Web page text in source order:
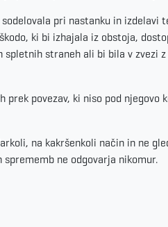
pri nastanku in izdelavi
ki bi izhajala iz obstoja,
straneh ali bi bila v zvezi
prek povezav, ki niso pod njegovo
na kakršenkoli način in ne
ne odgovarja nikomur.